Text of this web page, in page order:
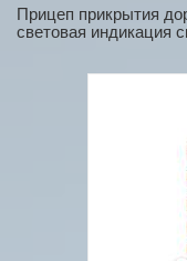
Прицеп прикрытия
световая индикация